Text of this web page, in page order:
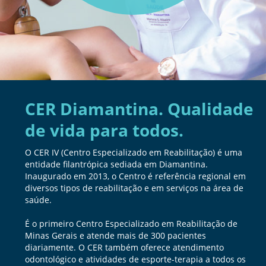
CER Diamantina. Qualidade
de vida para todos.
O CER IV (Centro Especializado em Reabilitação) é uma
entidade filantrópica sediada em Diamantina.
Inaugurado em 2013, o Centro é referência regional em
diversos tipos de reabilitação e em serviços na área de
saúde.
É o primeiro Centro Especializado em Reabilitação de
Minas Gerais e atende mais de 300 pacientes
diariamente. O CER também oferece atendimento
odontológico e atividades de esporte-terapia a todos os